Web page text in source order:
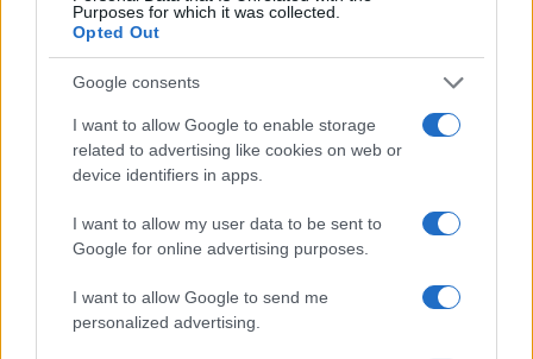
Purposes for which it was collected.
Opted Out
Google consents
I want to allow Google to enable storage
related to advertising like cookies on web or
device identifiers in apps.
I want to allow my user data to be sent to
Google for online advertising purposes.
I want to allow Google to send me
personalized advertising.
AUTO DISTRUTTE A CIAMPINO, CARCERE PER I
RESPONSABILI?
Precedente
Trastevere, in
arrivo l’omaggio
Franco Califano
Blitz a Tor Bella
Monaca. 600
operazione contro
il crimine
rifiuti